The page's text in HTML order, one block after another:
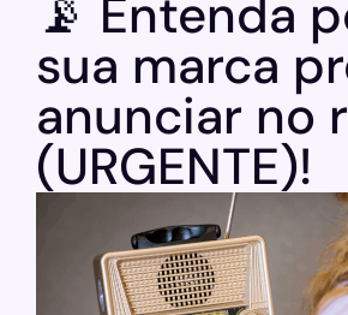
📡 Entenda
sua marca
anunciar no
(URGENTE)!